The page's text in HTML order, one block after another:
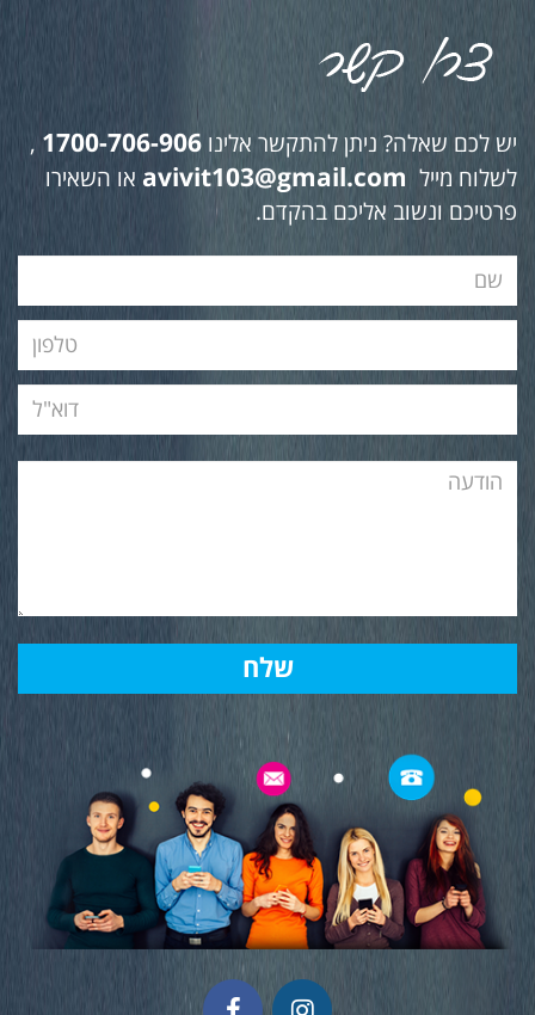
יש לכם שאלה? ניתן להתקשר אלינו 1700-706-906
,
לשלוח מייל avivit103@gmail.com או השאירו
פרטיכם ונשוב אליכם בהקדם.